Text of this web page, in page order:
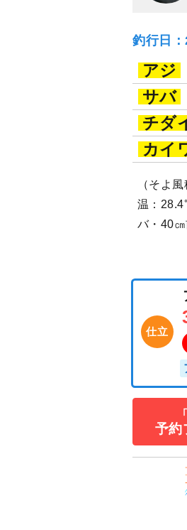
釣行日
アジ
サバ
チダ
カイ
（そよ
温：
バ・40㎝
予約